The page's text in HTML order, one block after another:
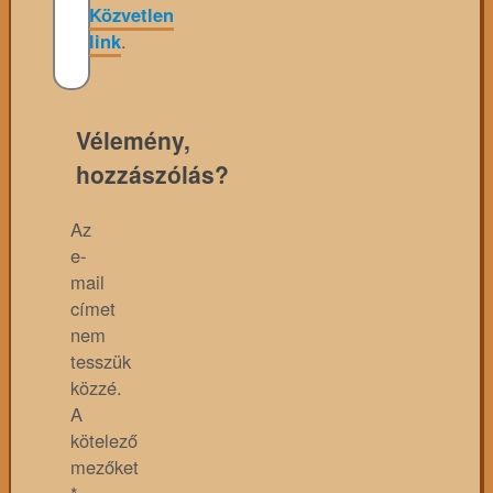
Közvetlen
link.
Vélemény,
hozzászólás?
Az
e-
mail
címet
nem
tesszük
közzé.
A
kötelező
mezőket